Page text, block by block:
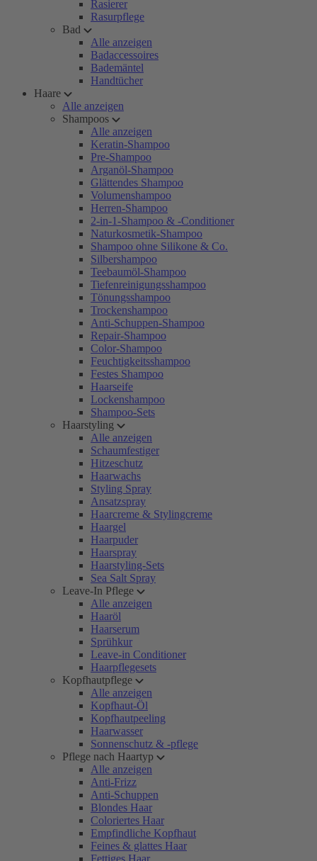
Rasierer
Rasurpflege
Bad
Alle anzeigen
Badaccessoires
Bademäntel
Handtücher
Haare
Alle anzeigen
Shampoos
Alle anzeigen
Keratin-Shampoo
Pre-Shampoo
Arganöl-Shampoo
Glättendes Shampoo
Volumenshampoo
Herren-Shampoo
2-in-1-Shampoo & -Conditioner
Naturkosmetik-Shampoo
Shampoo ohne Silikone & Co.
Silbershampoo
Teebaumöl-Shampoo
Tiefenreinigungsshampoo
Tönungsshampoo
Trockenshampoo
Anti-Schuppen-Shampoo
Repair-Shampoo
Color-Shampoo
Feuchtigkeitsshampoo
Festes Shampoo
Haarseife
Lockenshampoo
Shampoo-Sets
Haarstyling
Alle anzeigen
Schaumfestiger
Hitzeschutz
Haarwachs
Styling Spray
Ansatzspray
Haarcreme & Stylingcreme
Haargel
Haarpuder
Haarspray
Haarstyling-Sets
Sea Salt Spray
Leave-In Pflege
Alle anzeigen
Haaröl
Haarserum
Sprühkur
Leave-in Conditioner
Haarpflegesets
Kopfhautpflege
Alle anzeigen
Kopfhaut-Öl
Kopfhautpeeling
Haarwasser
Sonnenschutz & -pflege
Pflege nach Haartyp
Alle anzeigen
Anti-Frizz
Anti-Schuppen
Blondes Haar
Coloriertes Haar
Empfindliche Kopfhaut
Feines & glattes Haar
Fettiges Haar